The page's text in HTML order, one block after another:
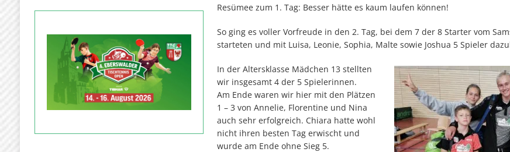
Resümee zum 1. Tag: Besser hätte es kaum laufen können!
So ging es voller Vorfreude in den 2. Tag, bei dem 7 der 8 Starter vom
starteten und mit Luisa, Leonie, Sophia, Malte sowie Joshua 5 Spieler
In der Altersklasse Mädchen 13 stellten
wir insgesamt 4 der 5 Spielerinnen.
Am Ende waren wir hier mit den Plätzen
1 – 3 von Annelie, Florentine und Nina
auch sehr erfolgreich. Chiara hatte wohl
nicht ihren besten Tag erwischt und
wurde am Ende ohne Sieg 5.